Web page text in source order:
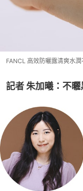
FANCL 高效防曬露清爽水潤
記者 朱加曦：不